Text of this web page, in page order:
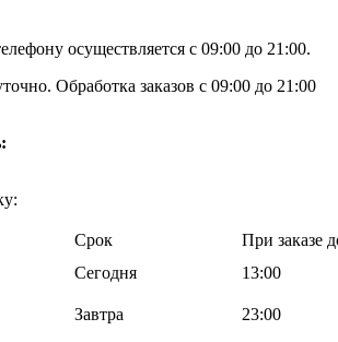
осуществляется с 09:00 до 21:00.
Обработка заказов с 09:00 до 21:00
Срок
При заказе
Cегодня 13:00
Завтра 23:00